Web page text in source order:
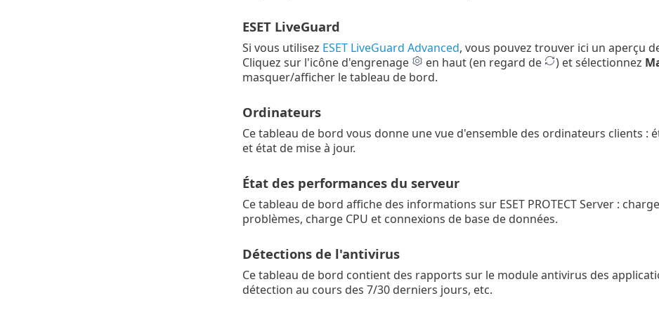
ESET LiveGuard
Si vous utilisez ESET LiveGuard Advanced, vous pouvez trouver ici un aperçu
Cliquez sur l'icône d'engrenage
en haut (en regard de ) et sélectionnez
masquer/afficher le tableau de bord.
Ordinateurs
Ce tableau de bord vous donne une vue d'ensemble des ordinateurs clients :
et état de mise à jour.
État des performances du serveur
Ce tableau de bord affiche des informations sur ESET PROTECT Server :
problèmes, charge CPU et connexions de base de données.
Détections de l'antivirus
Ce tableau de bord contient des rapports sur le module antivirus des
détection au cours des 7/30 derniers jours, etc.